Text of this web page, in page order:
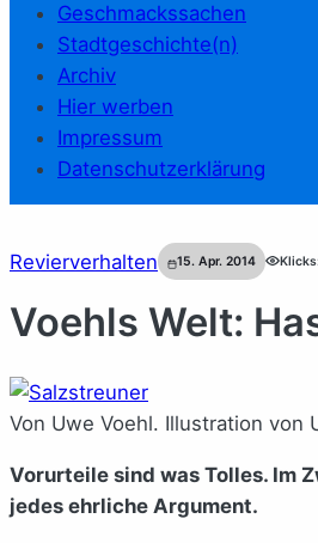
Geschmackssachen
Stadtgeschichte(n)
Archiv
Hier werben
Impressum
Datenschutzerklärung
Revierverhalten 15. Apr. 2014
Voehls Welt:
Von Uwe Voehl. Illustration von
Vorurteile sind was Tolles. Im
jedes ehrliche Argument.